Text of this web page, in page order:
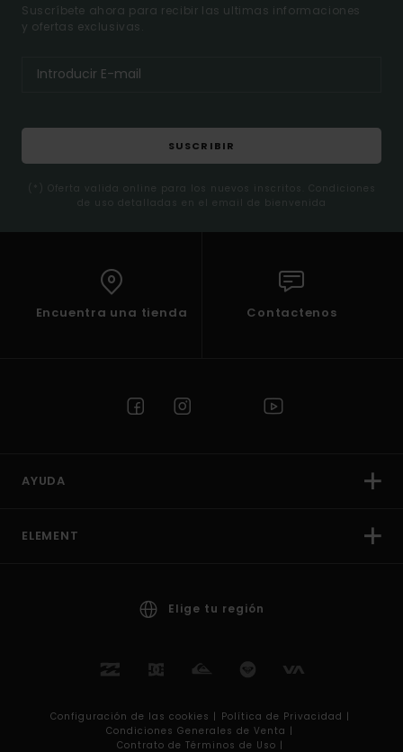
Suscríbete ahora para recibir las ultimas informaciones
y ofertas exclusivas.
SUSCRIBIR
(*) Oferta valida online para los nuevos inscritos. Condiciones
de uso detalladas en el email de bienvenida
Encuentra una tienda Contactenos
AYUDA
ELEMENT
Elige tu región
Configuración de las cookies | Política de Privacidad |
Condiciones Generales de Venta |
Contrato de Términos de Uso |